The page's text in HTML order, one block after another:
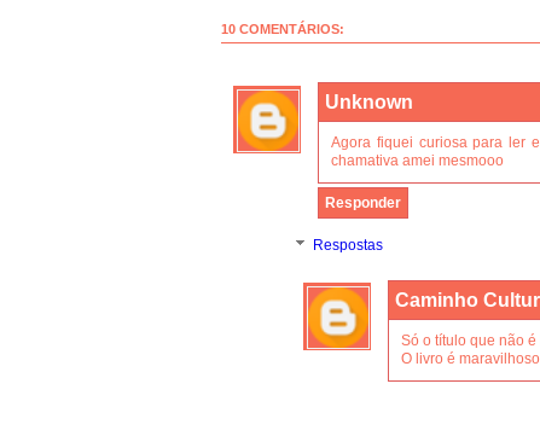
10 COMENTÁRIOS:
Unknown
Agora fiquei curiosa para ler
chamativa amei mesmooo
Responder
Respostas
Caminho
Só o título que não é
O livro é